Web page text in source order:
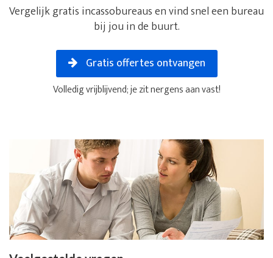
Vergelijk gratis incassobureaus en vind snel een bureau
bij jou in de buurt.
Gratis offertes ontvangen
Volledig vrijblijvend; je zit nergens aan vast!